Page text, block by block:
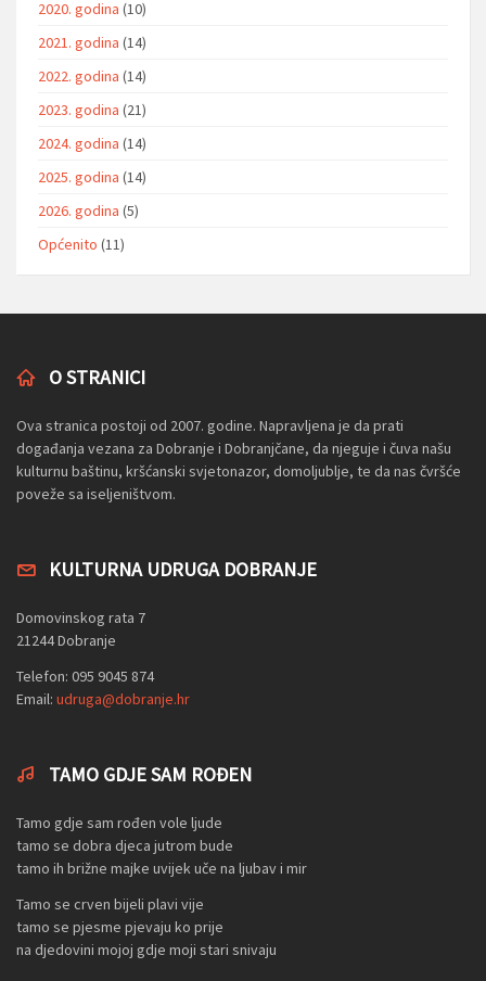
2020. godina (10)
2021. godina (14)
2022. godina (14)
2023. godina (21)
2024. godina (14)
2025. godina (14)
2026. godina (5)
Općenito (11)
O STRANICI
Ova stranica postoji od 2007. godine. Napravljena je da prati
događanja vezana za Dobranje i Dobranjčane, da njeguje i čuva našu
kulturnu baštinu, kršćanski svjetonazor, domoljublje, te da nas čvršće
poveže sa iseljeništvom.
KULTURNA UDRUGA DOBRANJE
Domovinskog rata 7
21244 Dobranje
Telefon: 095 9045 874
Email: udruga@dobranje.hr
TAMO GDJE SAM ROĐEN
Tamo gdje sam rođen vole ljude
tamo se dobra djeca jutrom bude
tamo ih brižne majke uvijek uče na ljubav i mir
Tamo se crven bijeli plavi vije
tamo se pjesme pjevaju ko prije
na djedovini mojoj gdje moji stari snivaju